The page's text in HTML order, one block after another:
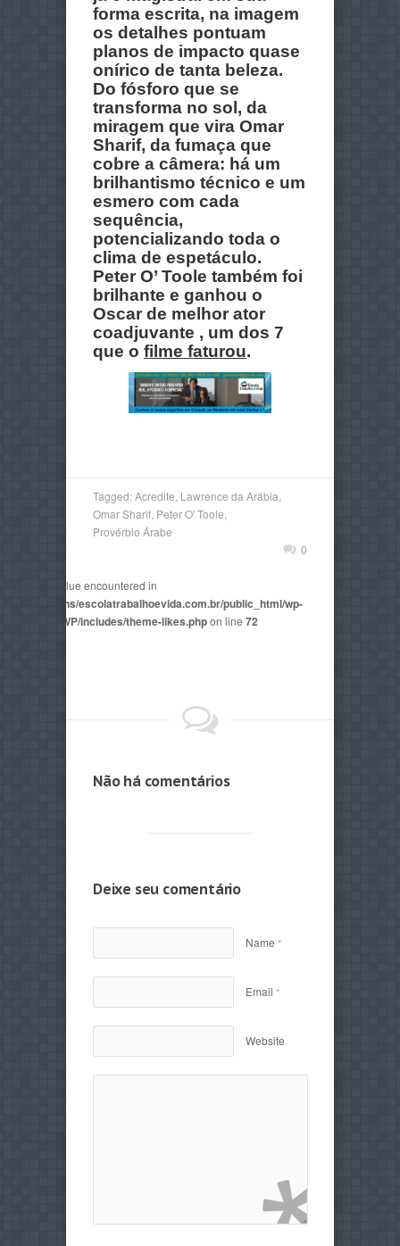
forma escrita, na imagem
os detalhes pontuam
planos de impacto quase
onírico de tanta beleza.
Do fósforo que se
transforma no sol, da
miragem que vira Omar
Sharif, da fumaça que
cobre a câmera: há um
brilhantismo técnico e um
esmero com cada
sequência,
potencializando toda o
clima de espetáculo.
Peter O’ Toole também foi
brilhante e ganhou o
Oscar de melhor ator
coadjuvante , um dos 7
que o filme faturou.
Tagged:Acredite Lawrence da Arábia
Omar Sharif Peter O' Toole
Provérbio Árabe
0
numeric value encountered in
domains/escolatrabalhoevida.com.br/public_html/wp-
AegaeusWP/includes/theme-likes.phpon line 72
Não há comentários
Deixe seu comentário
Name *
Email *
Website